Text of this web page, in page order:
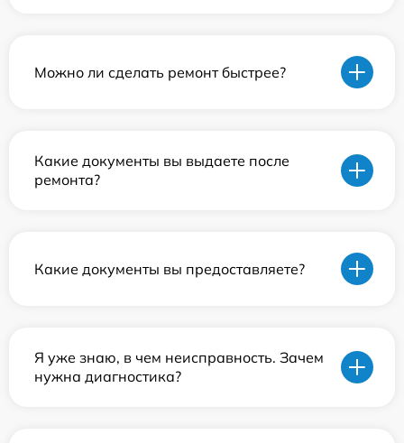
Можно ли сделать ремонт быстрее?
Какие документы вы выдаете после
ремонта?
Какие документы вы предоставляете?
Я уже знаю, в чем неисправность. Зачем
нужна диагностика?